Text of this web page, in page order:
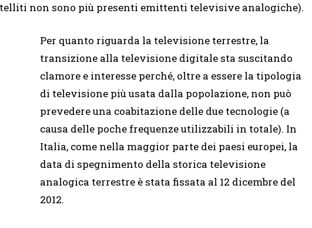
non sono più presenti emittenti televisive analogiche).
Per quanto riguarda la televisione terrestre, la
transizione alla televisione digitale sta suscitando
clamore e interesse perché, oltre a essere la tipologia
di televisione più usata dalla popolazione, non può
prevedere una coabitazione delle due tecnologie (a
causa delle poche frequenze utilizzabili in totale). In
Italia, come nella maggior parte dei paesi europei, la
data di spegnimento della storica televisione
analogica terrestre è stata fissata al 12 dicembre del
2012.